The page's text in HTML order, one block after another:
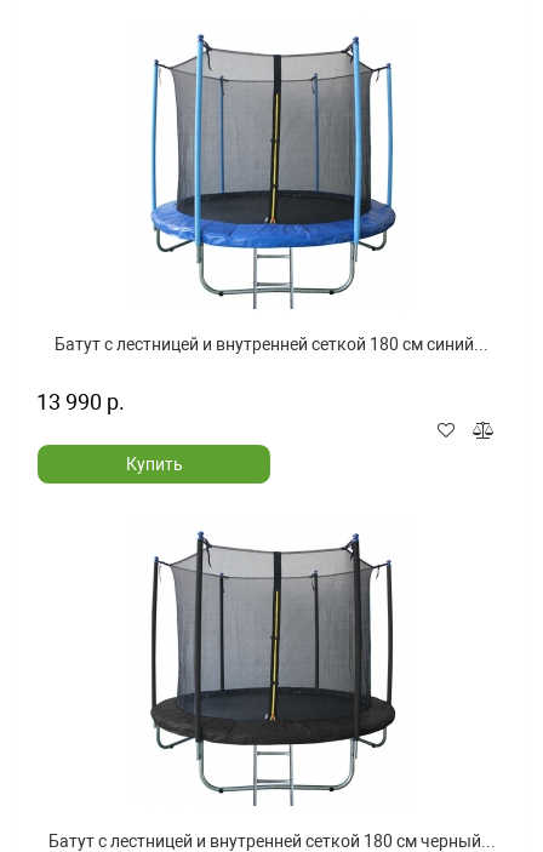
Батут с лестницей и внутренней сеткой 180 см синий...
13 990 р.
Купить
Батут с лестницей и внутренней сеткой 180 см черный...